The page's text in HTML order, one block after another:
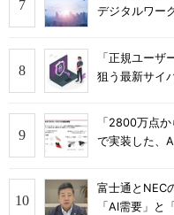
デジタルワー
「正規ユー
狙う最新サイ
「2800万点
で実装した、
富士通とNEC
「AI需要」と